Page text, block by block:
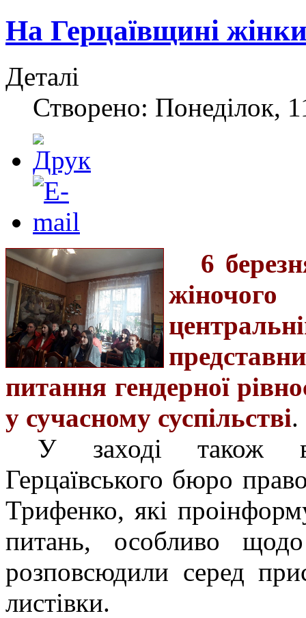
На Герцаївщині
Деталі
Створено: Понеділок,
6
питання гендерної
у сучасному суспільстві.
У заході також
Герцаївського бюро
Трифенко, які
питань, особливо
розповсюдили серед
листівки.